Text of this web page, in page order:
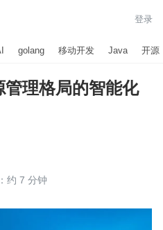
登录
golang 移动开发 Java 开源
理格局的智能化
约 7 分钟